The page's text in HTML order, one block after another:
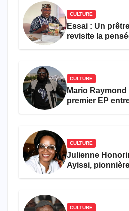
CULTURE
Essai : Un
revisite la
CULTURE
Mario
premier EP
CULTURE
Julienne
Ayissi,
CULTURE